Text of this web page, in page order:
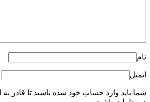
نام
ایمیل
شما باید وارد حساب خود شده باشید تا قادر به